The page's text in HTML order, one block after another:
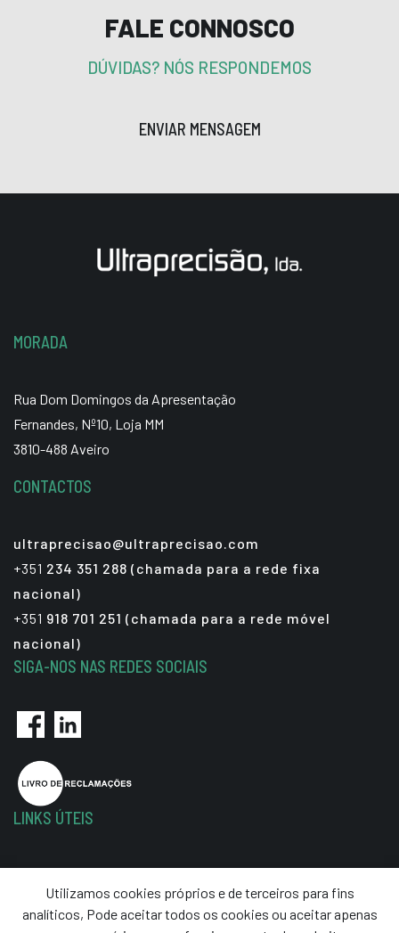
FALE CONNOSCO
DÚVIDAS? NÓS RESPONDEMOS
ENVIAR MENSAGEM
MORADA
Rua Dom Domingos da Apresentação
Fernandes, Nº10, Loja MM
3810-488 Aveiro
CONTACTOS
ultraprecisao@ultraprecisao.com
+351 234 351 288 (chamada para a rede fixa
nacional)
+351 918 701 251 (chamada para a rede móvel
nacional)
SIGA-NOS NAS REDES SOCIAIS
LINKS ÚTEIS
Termos e Condições
Resolução de Litígios
Utilizamos cookies próprios e de terceiros para fins
analíticos, Pode aceitar todos os cookies ou aceitar apenas